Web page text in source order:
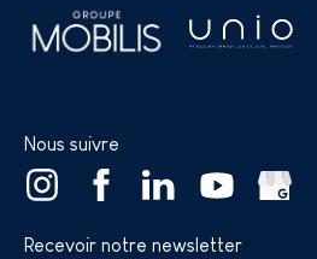
Nous suivre
Recevoir notre newsletter